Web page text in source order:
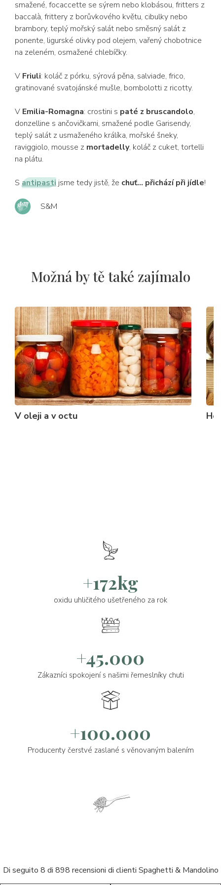
smažené, focaccette se sýrem nebo klobásou, fritters z
baccalà, frittery z borůvkového květu, cibulky nebo
brambory, teplý mořský salát nebo směsný salát z
ponente, ligurské olivky pod olejem, vařený chobotnice
na zeleném, osmažené chlebíčky.
V Friuli: koláč z pórku, sýrová pěna, salviade, frico,
gratinované svatojánské mušle, bombolotti z ricotty.
V Emilia-Romagna: crostini s paté z bruscandolo,
donzelline s ančovičkami, smažené podle Garisendy,
teplý salát z usmaženého králíka, mořské šneky,
raviggiolo, mousse z mortadelly, koláč z cuket, tortelli
na plátu.
S antipasti jsme tedy jistě, že chuť... přichází při jídle!
S&M
Možná by tě také zajímalo
V oleji a v octu
+172kg
oxidu uhličitého ušetřeného za rok
+45.000
Zákazníci spokojení s našimi řemeslníky chuti
+100.000
Producenty čerstvé zaslané s věnovaným balením
Di seguito 8 di 898 recensioni di clienti Spaghetti & Mandolino